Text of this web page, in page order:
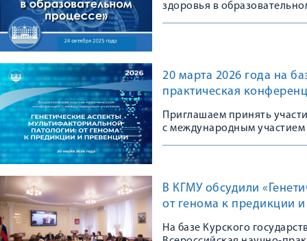
здоровья в
20 марта 2026 года на
практическая
Приглашаем принять
с международным участием
В КГМУ обсудили
от генома к предикции
На базе Курского